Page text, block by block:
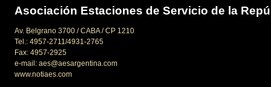
Asociación Estaciones de Servicio de la
Av. Belgrano 3700 / CABA / CP 1210
Tel.: 4957-2711/4931-2765
Fax: 4957-2925
e-mail: aes@aesargentina.com
www.notiaes.com